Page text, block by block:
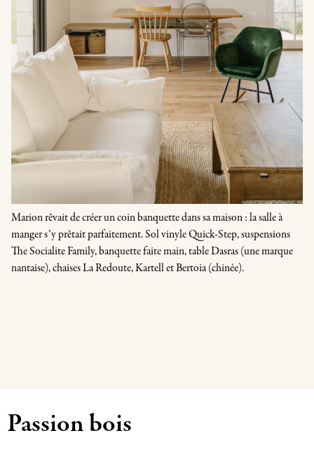
Marion rêvait de créer un coin banquette dans sa maison : la salle à
manger s’y prêtait parfaitement. Sol vinyle Quick-Step, suspensions
The Socialite Family, banquette faite main, table Dasras (une marque
nantaise), chaises La Redoute, Kartell et Bertoia (chinée).
Passion bois